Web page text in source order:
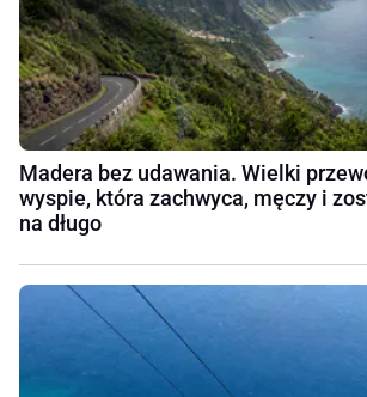
Madera bez udawania. Wielki
wyspie, która zachwyca, męczy i
na długo